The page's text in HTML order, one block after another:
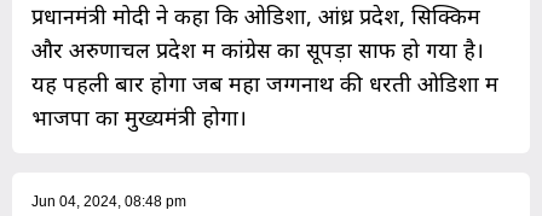
प्रधानमंत्री मोदी ने कहा कि ओडिशा, आंध्र प्रदेश, सिक्किम
और अरुणाचल प्रदेश में कांग्रेस का सूपड़ा साफ हो गया है।
यह पहली बार होगा जब महा जग्गनाथ की धरती ओडिशा में
भाजपा का मुख्यमंत्री होगा।
Jun 04, 2024, 08:48 pm